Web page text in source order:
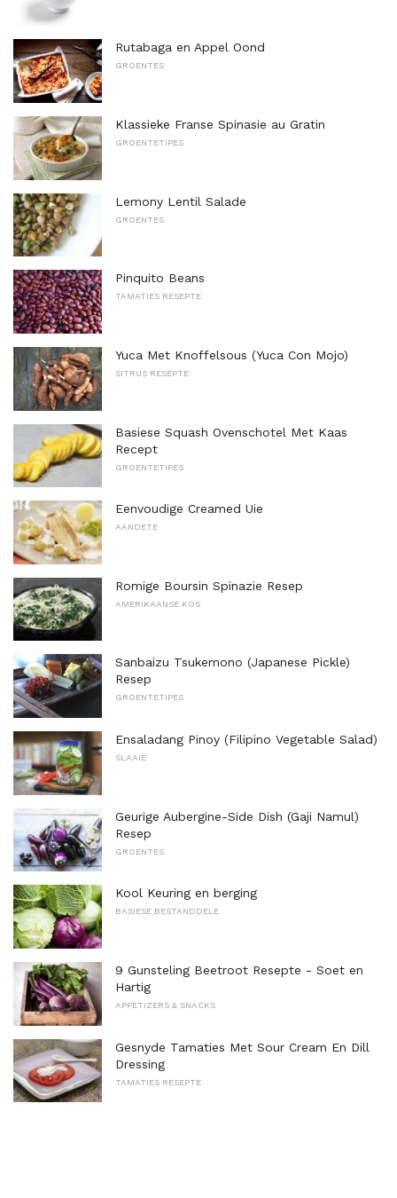
Rutabaga en Appel Oond
GROENTES
Klassieke Franse Spinasie au Gratin
GROENTETIPES
Lemony Lentil Salade
GROENTES
Pinquito Beans
TAMATIES RESEPTE
Yuca Met Knoffelsous (Yuca Con Mojo)
SITRUS RESEPTE
Basiese Squash Ovenschotel Met Kaas
Recept
GROENTETIPES
Eenvoudige Creamed Uie
AANDETE
Romige Boursin Spinazie Resep
AMERIKAANSE KOS
Sanbaizu Tsukemono (Japanese Pickle)
Resep
GROENTETIPES
Ensaladang Pinoy (Filipino Vegetable Salad)
SLAAIE
Geurige Aubergine-Side Dish (Gaji Namul)
Resep
GROENTES
Kool Keuring en berging
BASIESE BESTANDDELE
9 Gunsteling Beetroot Resepte - Soet en
Hartig
APPETIZERS & SNACKS
Gesnyde Tamaties Met Sour Cream En Dill
Dressing
TAMATIES RESEPTE